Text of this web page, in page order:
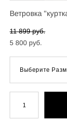
Ветровка
11 899 pуб.
5 800 pуб.
Выберите